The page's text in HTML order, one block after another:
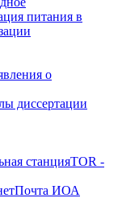
питания в
о
диссертации
станцияTOR -
Почта ИОА